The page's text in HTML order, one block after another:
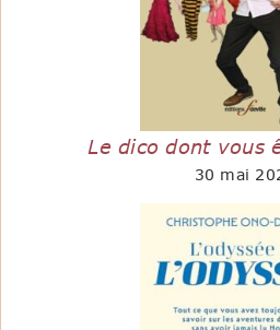
Le dico dont vous
30 mai